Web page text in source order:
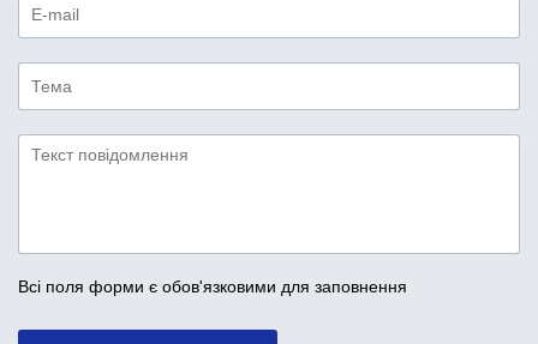
Всі поля форми є обов'язковими для заповнення